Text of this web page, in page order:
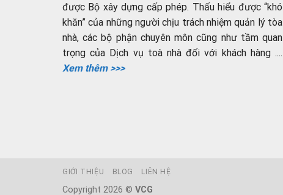
được Bộ xây dựng cấp phép. Thấu hiểu được “khó
khăn” của những người chịu trách nhiệm quản lý tòa
nhà, các bộ phận chuyên môn cũng như tầm quan
trọng của Dịch vụ toà nhà đối với khách hàng ....
Xem thêm >>>
GIỚI THIỆU BLOG LIÊN HỆ
Copyright 2026 © VCG